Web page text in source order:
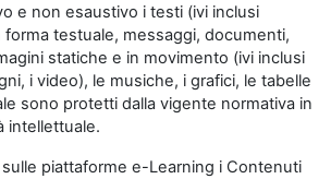
e non esaustivo i testi (ivi inclusi
forma testuale, messaggi, documenti,
statiche e in movimento (ivi inclusi
i video), le musiche, i grafici, le tabelle
sono protetti dalla vigente normativa in
intellettuale.
piattaforme e-Learning i Contenuti